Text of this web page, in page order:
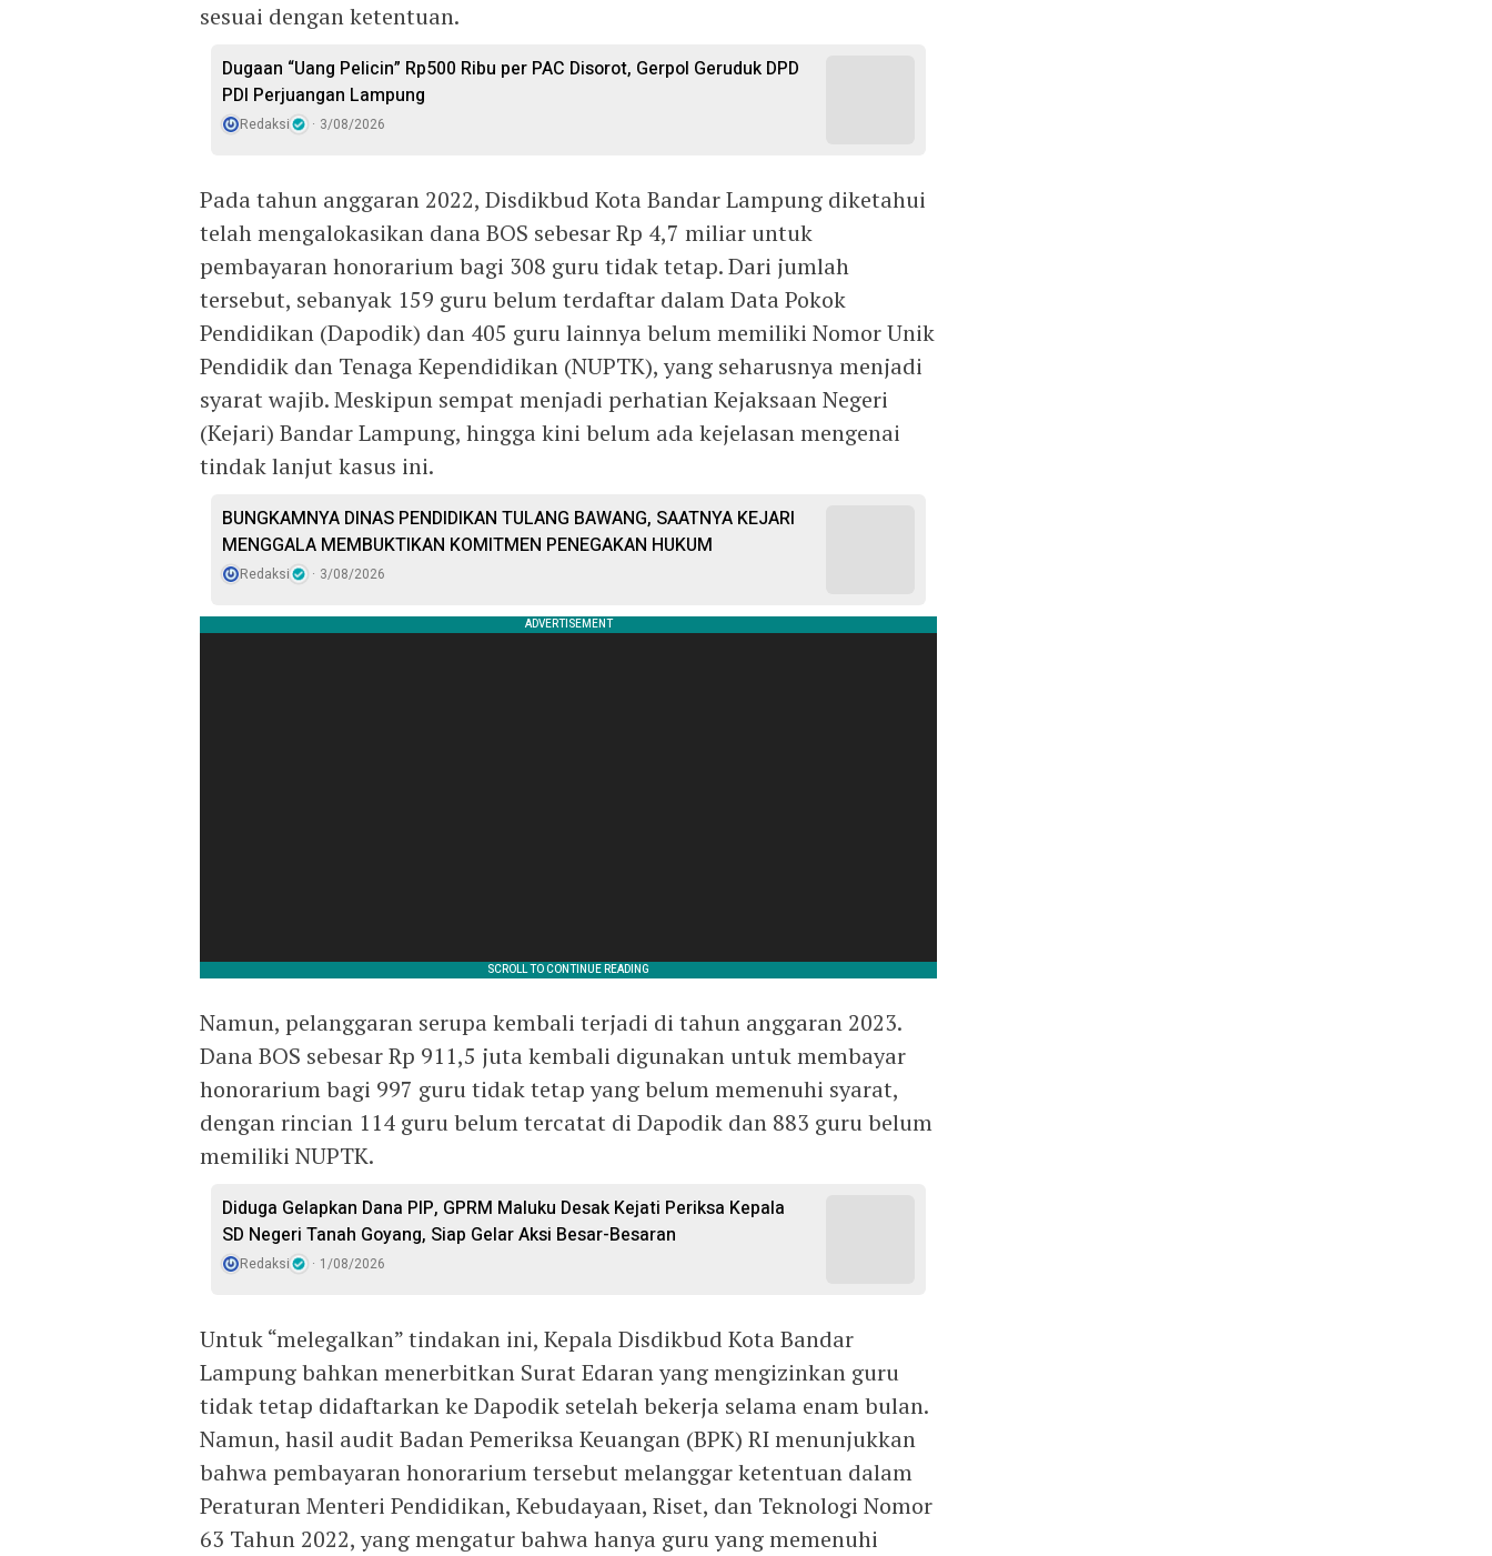
sesuai dengan ketentuan.
Dugaan “Uang Pelicin” Rp500 Ribu per PAC Disorot, Gerpol Geruduk DPD
PDI Perjuangan Lampung
Redaksi 3/08/2026
Pada tahun anggaran 2022, Disdikbud Kota Bandar Lampung diketahui
telah mengalokasikan dana BOS sebesar Rp 4,7 miliar untuk
pembayaran honorarium bagi 308 guru tidak tetap. Dari jumlah
tersebut, sebanyak 159 guru belum terdaftar dalam Data Pokok
Pendidikan (Dapodik) dan 405 guru lainnya belum memiliki Nomor Unik
Pendidik dan Tenaga Kependidikan (NUPTK), yang seharusnya menjadi
syarat wajib. Meskipun sempat menjadi perhatian Kejaksaan Negeri
(Kejari) Bandar Lampung, hingga kini belum ada kejelasan mengenai
tindak lanjut kasus ini.
BUNGKAMNYA DINAS PENDIDIKAN TULANG BAWANG, SAATNYA KEJARI
MENGGALA MEMBUKTIKAN KOMITMEN PENEGAKAN HUKUM
Redaksi 3/08/2026
Namun, pelanggaran serupa kembali terjadi di tahun anggaran 2023.
Dana BOS sebesar Rp 911,5 juta kembali digunakan untuk membayar
honorarium bagi 997 guru tidak tetap yang belum memenuhi syarat,
dengan rincian 114 guru belum tercatat di Dapodik dan 883 guru belum
memiliki NUPTK.
Diduga Gelapkan Dana PIP, GPRM Maluku Desak Kejati Periksa Kepala
SD Negeri Tanah Goyang, Siap Gelar Aksi Besar-Besaran
Redaksi 1/08/2026
Untuk “melegalkan” tindakan ini, Kepala Disdikbud Kota Bandar
Lampung bahkan menerbitkan Surat Edaran yang mengizinkan guru
tidak tetap didaftarkan ke Dapodik setelah bekerja selama enam bulan.
Namun, hasil audit Badan Pemeriksa Keuangan (BPK) RI menunjukkan
bahwa pembayaran honorarium tersebut melanggar ketentuan dalam
Peraturan Menteri Pendidikan, Kebudayaan, Riset, dan Teknologi Nomor
63 Tahun 2022, yang mengatur bahwa hanya guru yang memenuhi